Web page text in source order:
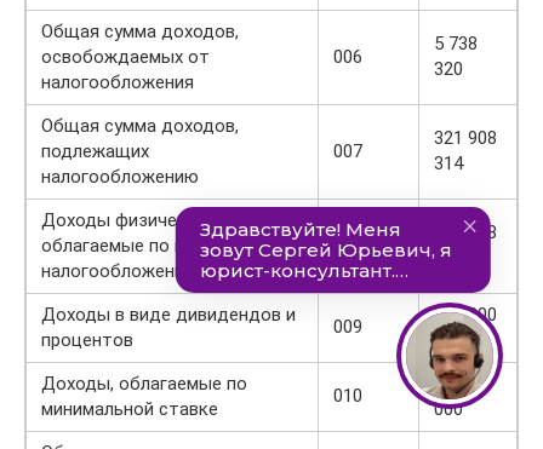
Общая сумма доходов,
освобождаемых от
налогообложения
006
5 738
320
Общая сумма доходов,
подлежащих
налогообложению
007
321 908
314
Доходы физических лиц,
облагаемые по шкале
налогообложения
008
179 808
314
Доходы в виде дивидендов и
процентов
009
140 000
000
Доходы, облагаемые по
минимальной ставке
010
2 100
000